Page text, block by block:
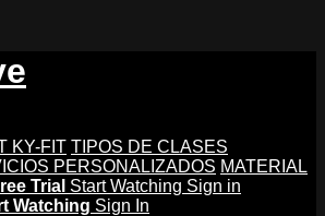
KY-FIT TIPOS DE CLASES
PERSONALIZADOS MATERIAL
Trial Start Watching Sign in
Watching Sign In